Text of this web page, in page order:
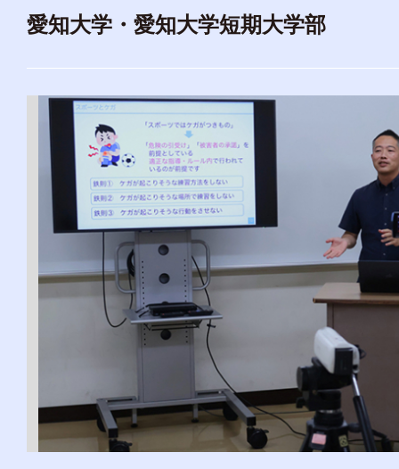
愛知大学・愛知大学短期大学部